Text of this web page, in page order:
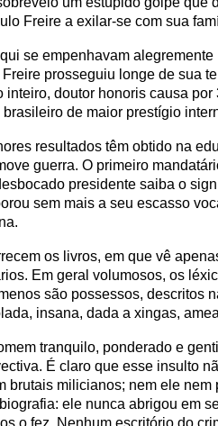
Freire a exilar-se com sua
se empenhavam
prosseguiu longe de sua
inteiro, doutor honoris causa
de maior prestígio
resultados têm obtido na
guerra. O primeiro
presidente saiba o
sem mais a seu escasso
os livros, em que vê
Em geral volumosos, os
são possessos, descritos
insana, dada a xingas,
tranquilo, ponderado e
É claro que esse insulto
brutais milicianos; nem ele
ele nunca abrigou em